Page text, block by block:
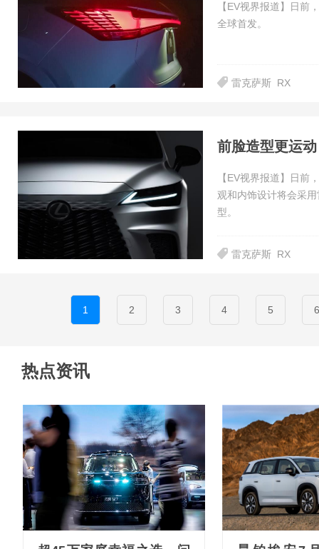
【EV视界报道】日前
全球首发。
雷克萨斯 RX
前脸造型更运
【EV视界报道】日前
观和内饰设计将会采
型。
雷克萨斯 RX
1 2 3 4 5 6
热点资讯